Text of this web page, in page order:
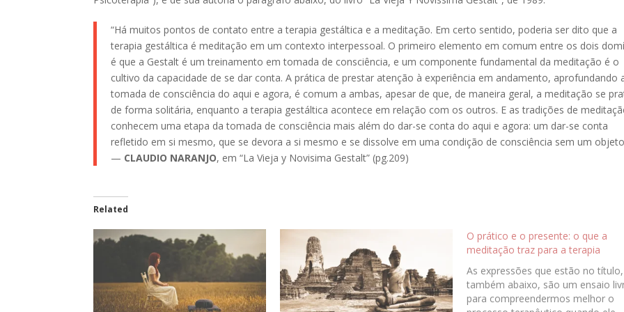
“Há muitos pontos de contato entre a terapia gestáltica e a meditação. Em certo sentido, poderia ser dito que a
terapia gestáltica é meditação em um contexto interpessoal. O primeiro elemento em comum entre os dois
é que a Gestalt é um treinamento em tomada de consciência, e um componente fundamental da meditação é o
cultivo da capacidade de se dar conta. A prática de prestar atenção à experiência em andamento, aprofundando
tomada de consciência do aqui e agora, é comum a ambas, apesar de que, de maneira geral, a meditação se
de forma solitária, enquanto a terapia gestáltica acontece em relação com os outros. E as tradições de
conhecem uma etapa da tomada de consciência mais além do dar-se conta do aqui e agora: um dar-se conta
refletido em si mesmo, que se devora a si mesmo e se dissolve em uma condição de consciência sem um
— CLAUDIO NARANJO, em “La Vieja y Novisima Gestalt” (pg.209)
Related
O prático e o presente: o que a
meditação traz para a terapia
As expressões que estão no
também abaixo, são um ensaio
para compreendermos melhor o